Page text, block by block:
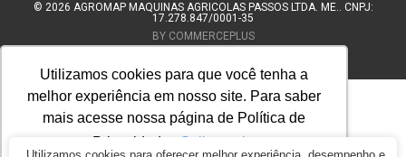
Utilizamos cookies para que você tenha a
melhor experiência em nosso site. Para saber
mais acesse nossa página de Política de
Privacidade.
Saiba mais
© 2026 AGROMAP MAQUINAS AGRÍCOLAS PASSOS LTDA. ME.. CNPJ:
17.278.847/0001-35
BY COMMERCEPLUS